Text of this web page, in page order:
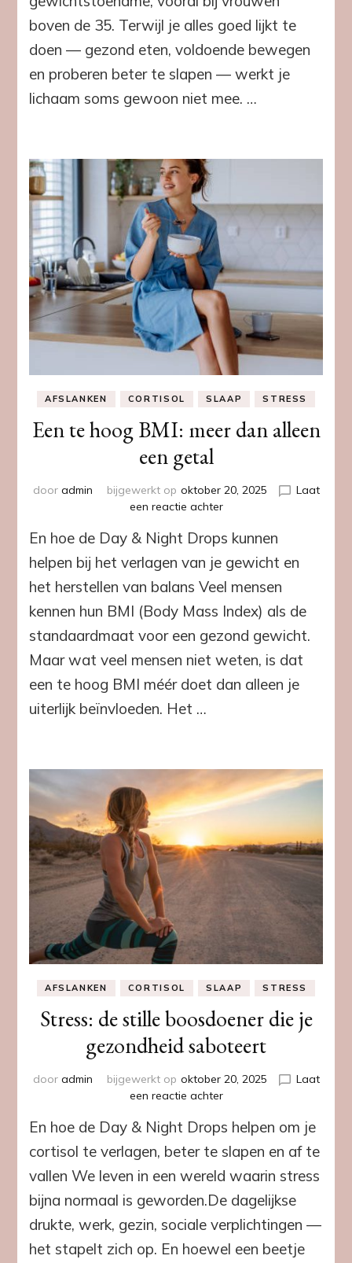
boven de 35. Terwijl je alles goed lijkt te
doen — gezond eten, voldoende bewegen
en proberen beter te slapen — werkt je
lichaam soms gewoon niet mee. …
AFSLANKEN CORTISOL SLAAP STRESS
Een te hoog BMI: meer dan alleen
een getal
door admin bijgewerkt op oktober 20, 2025
Laat
een reactie achterop
te
BMI:
meer
dan
alleen
een
getal
En hoe de Day & Night Drops kunnen
helpen bij het verlagen van je gewicht en
het herstellen van balans Veel mensen
kennen hun BMI (Body Mass Index) als de
standaardmaat voor een gezond gewicht.
Maar wat veel mensen niet weten, is dat
een te hoog BMI méér doet dan alleen je
uiterlijk beïnvloeden. Het …
AFSLANKEN CORTISOL SLAAP STRESS
Stress: de stille boosdoener die je
gezondheid saboteert
door admin bijgewerkt op oktober 20, 2025
Laat
een reactie achterop
de
stille
boosdoener
die
gezondheid
saboteert
En hoe de Day & Night Drops helpen om je
cortisol te verlagen, beter te slapen en af te
vallen We leven in een wereld waarin stress
bijna normaal is geworden.De dagelijkse
drukte, werk, gezin, sociale verplichtingen —
het stapelt zich op. En hoewel een beetje